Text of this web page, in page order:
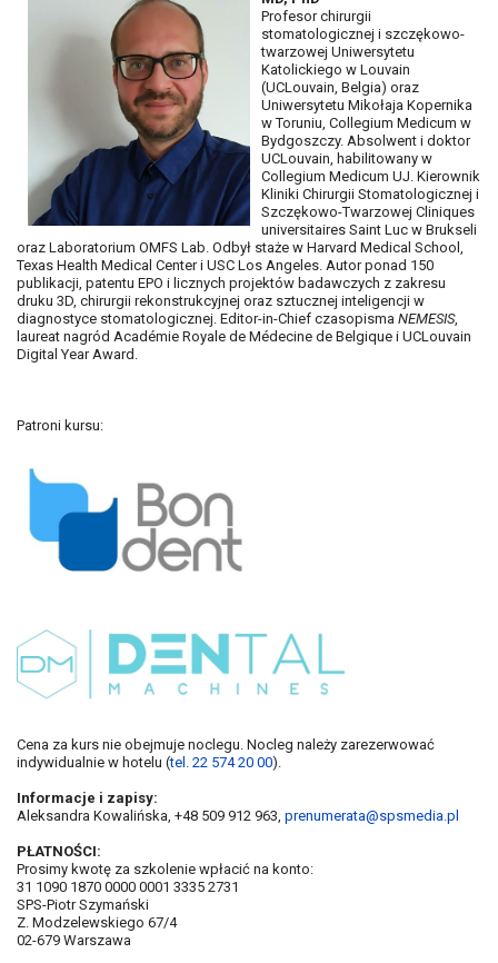
Profesor chirurgii
stomatologicznej i szczękowo-
twarzowej Uniwersytetu
Katolickiego w Louvain
(UCLouvain, Belgia) oraz
Uniwersytetu Mikołaja Kopernika
w Toruniu, Collegium Medicum w
Bydgoszczy. Absolwent i doktor
UCLouvain, habilitowany w
Collegium Medicum UJ. Kierownik
Kliniki Chirurgii Stomatologicznej i
Szczękowo-Twarzowej Cliniques
universitaires Saint Luc w Brukseli
oraz Laboratorium OMFS Lab. Odbył staże w Harvard Medical School,
Texas Health Medical Center i USC Los Angeles. Autor ponad 150
publikacji, patentu EPO i licznych projektów badawczych z zakresu
druku 3D, chirurgii rekonstrukcyjnej oraz sztucznej inteligencji w
diagnostyce stomatologicznej. Editor-in-Chief czasopisma NEMESIS,
laureat nagród Académie Royale de Médecine de Belgique i UCLouvain
Digital Year Award.
Patroni kursu:
Cena za kurs nie obejmuje noclegu. Nocleg należy zarezerwować
indywidualnie w hotelu (tel. 22 574 20 00).
Informacje i zapisy:
Aleksandra Kowalińska, +48 509 912 963, prenumerata@spsmedia.pl
PŁATNOŚCI:
Prosimy kwotę za szkolenie wpłacić na konto:
31 1090 1870 0000 0001 3335 2731
SPS-Piotr Szymański
Z. Modzelewskiego 67/4
02-679 Warszawa